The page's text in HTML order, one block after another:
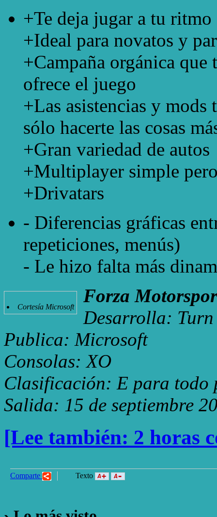
+Te deja jugar a tu ritmo
+Ideal para novatos y
+Campaña orgánica
ofrece el juego
+Las asistencias y mods
sólo hacerte las cosas
+Gran variedad de autos
+Multiplayer simple
+Drivatars
- Diferencias gráficas
repeticiones, menús)
- Le hizo falta más
Cortesía Microsoft
Forza
Desarrolla:
Publica: Microsoft
Consolas: XO
Clasificación: E para todo
Salida: 15 de septiembre
[Lee también: 2 horas
Comparte Texto